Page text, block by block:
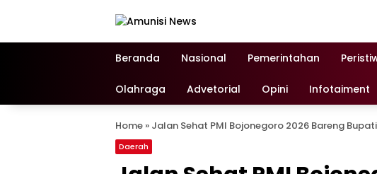
Beranda Nasional Pemerintahan
Olahraga Advetorial Opini Infotaiment
Home » Jalan Sehat PMI Bojonegoro 2026 Bareng
Daerah